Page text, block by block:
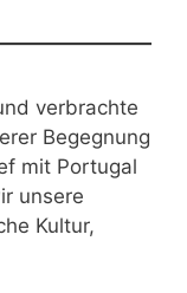
verbrachte
Begegnung
mit Portugal
unsere
Kultur,